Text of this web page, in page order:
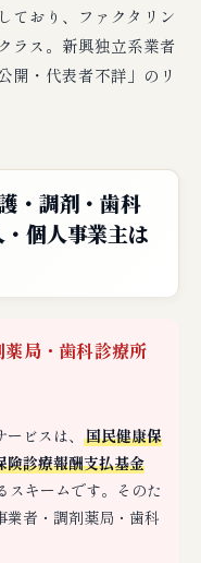
ており、ファクタリン
ラス。新興独立系業者
開・代表者不詳」のリ
・調剤・歯科
個人事業主は
局・歯科診療所
ビスは、 国民健康保
険診療報酬支払基金
スキームです。そのた
業者・調剤薬局・歯科